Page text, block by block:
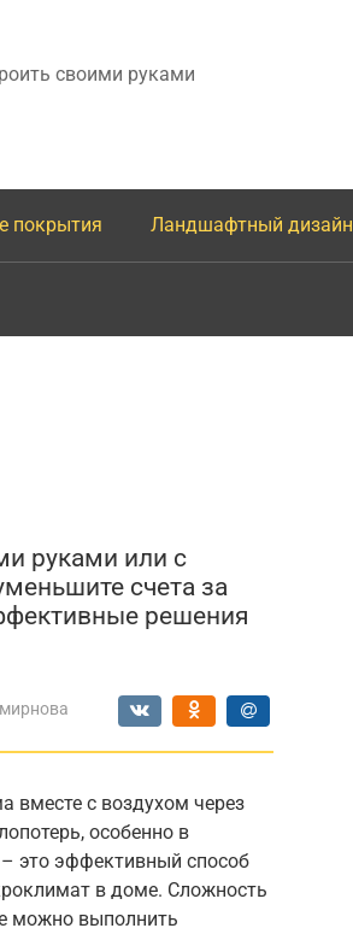
своими руками
покрытия Ландшафтный дизайн
руками или с
счета за
решения
вместе с воздухом через
особенно в
это эффективный способ
в доме. Сложность
можно выполнить